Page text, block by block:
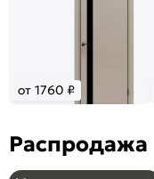
от 1760 ₽
Распродажа